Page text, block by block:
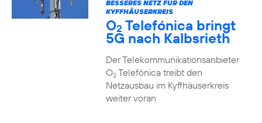
BESSERES NETZ FÜR DEN
KYFFHÄUSERKREIS
O2 Telefónica bringt
5G nach Kalbsrieth
Der Telekommunikationsanbieter
O2Telefónica treibt den
Netzausbau im Kyffhäuserkreis
weiter voran